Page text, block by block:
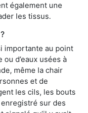
également une
les tissus.
importante au point
d’eaux usées à
même la chair
et de
les cils, les bouts
sur des